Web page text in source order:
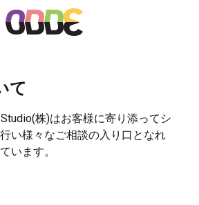
て
株)はお客様に寄り添ってシ
い様々なご相談の入り口となれ
います。